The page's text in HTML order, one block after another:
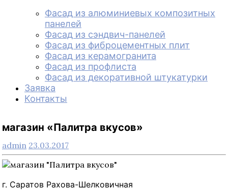
Фасад из алюминиевых композитных
панелей
Фасад из сэндвич-панелей
Фасад из фиброцементных плит
Фасад из керамогранита
Фасад из профлиста
Фасад из декоративной штукатурки
Заявка
Контакты
магазин «Палитра вкусов»
admin 23.03.2017
г. Саратов Рахова-Шелковичная